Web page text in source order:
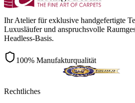
Ihr Atelier für exklusive handgefertigte
Luxusläufer und anspruchsvolle
Headless-Basis.
100% Manufakturqualität
Rechtliches